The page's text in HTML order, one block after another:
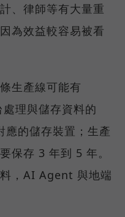
、律師等有大量重
為效益較容易被看
生產線可能有
理與儲存資料的
的儲存裝置；生產
保存 3 年到 5 年。
，AI Agent 與地端